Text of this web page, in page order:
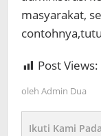
masyarakat,
Post Views:
oleh Admin Dua
Ikuti Kami Pada